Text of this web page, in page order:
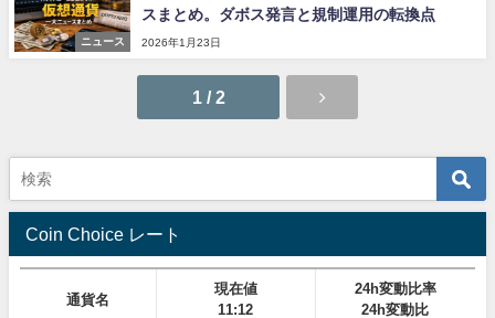
ニュース
スまとめ。ダボス発言と規制運用の転換点
2026年1月23日
1 / 2
Coin Choice レート
通貨名
現在値
11:12
24h変動比率
24h変動比